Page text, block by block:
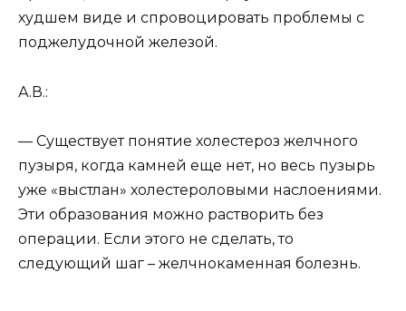
худшем виде и спровоцировать проблемы с
поджелудочной железой.
А.В.:
— Существует понятие холестероз желчного
пузыря, когда камней еще нет, но весь пузырь
уже «выстлан» холестероловыми наслоениями.
Эти образования можно растворить без
операции. Если этого не сделать, то
следующий шаг – желчнокаменная болезнь.